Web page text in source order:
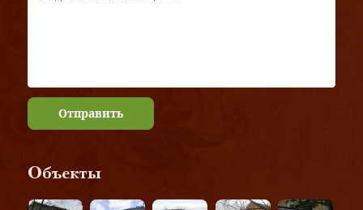
Отправить
Объекты